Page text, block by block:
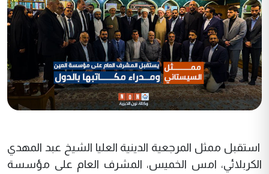
استقبل ممثل المرجعية الدينية العليا الشيخ عبد المهدي
الكربلائي، امس الخميس، المشرف العام على مؤسسة